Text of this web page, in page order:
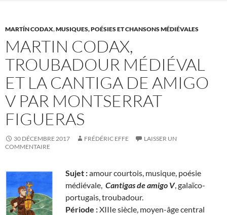
MARTÍN CODAX,MUSIQUES, POÉSIES ET CHANSONS MÉDIÉVALES
MARTIN CODAX,
TROUBADOUR MÉDIÉVAL
ET LA CANTIGA DE AMIGO
V PAR MONTSERRAT
FIGUERAS
30 DÉCEMBRE 2017 FRÉDÉRIC EFFE
LAISSER UN
COMMENTAIRE
Sujet :amour courtois, musique, poésie
médiévale, Cantigas de amigo V, galaïco-
portugais, troubadour.
Période :XIIIe siècle, moyen-âge central